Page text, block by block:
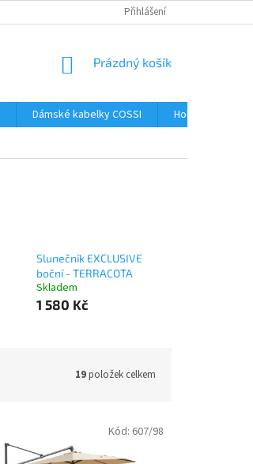
Přihlášení
NÁKUPNÍ
Prázdný košík
Dámské kabelky COSSI Hobby
Slunečník EXCLUSIVE
boční - TERRACOTA
Skladem
1 580 Kč
19položek celkem
Kód: 607/98